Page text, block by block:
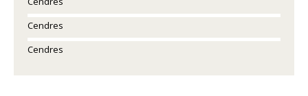
Cendres
Cendres